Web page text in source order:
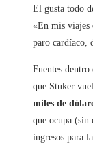
El gusta todo
«En mis viajes
paro cardíaco,
Fuentes
que Stuker
miles de
que ocupa (sin
ingresos para